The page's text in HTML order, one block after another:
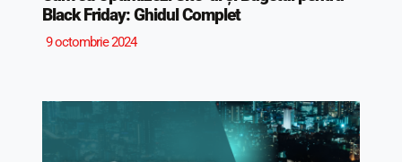
Black Friday: Ghidul Complet
9 octombrie 2024